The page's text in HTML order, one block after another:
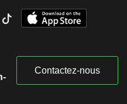
Contactez-nous